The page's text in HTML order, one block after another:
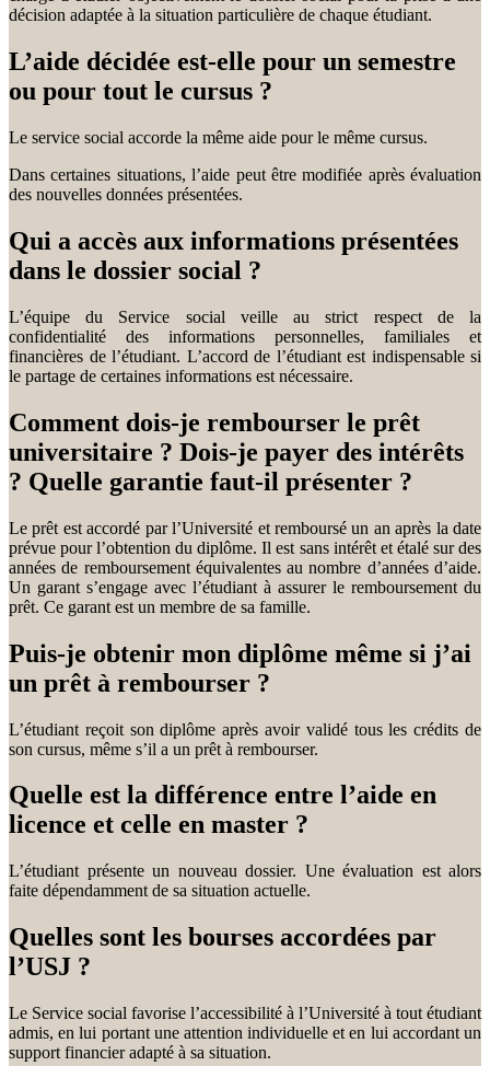
décision adaptée à la situation particulière de chaque étudiant.
L’aide décidée est-elle pour un semestre
ou pour tout le cursus ?
Le service social accorde la même aide pour le même cursus.
Dans certaines situations, l’aide peut être modifiée après évaluation
des nouvelles données présentées.
Qui a accès aux informations présentées
dans le dossier social ?
L’équipe du Service social veille au strict respect de la
confidentialité des informations personnelles, familiales et
financières de l’étudiant. L’accord de l’étudiant est indispensable si
le partage de certaines informations est nécessaire.
Comment dois-je rembourser le prêt
universitaire ? Dois-je payer des intérêts
? Quelle garantie faut-il présenter ?
Le prêt est accordé par l’Université et remboursé un an après la date
prévue pour l’obtention du diplôme. Il est sans intérêt et étalé sur des
années de remboursement équivalentes au nombre d’années d’aide.
Un garant s’engage avec l’étudiant à assurer le remboursement du
prêt. Ce garant est un membre de sa famille.
Puis-je obtenir mon diplôme même si j’ai
un prêt à rembourser ?
L’étudiant reçoit son diplôme après avoir validé tous les crédits de
son cursus, même s’il a un prêt à rembourser.
Quelle est la différence entre l’aide en
licence et celle en master ?
L’étudiant présente un nouveau dossier. Une évaluation est alors
faite dépendamment de sa situation actuelle.
Quelles sont les bourses accordées par
l’USJ ?
Le Service social favorise l’accessibilité à l’Université à tout étudiant
admis, en lui portant une attention individuelle et en lui accordant un
support financier adapté à sa situation.